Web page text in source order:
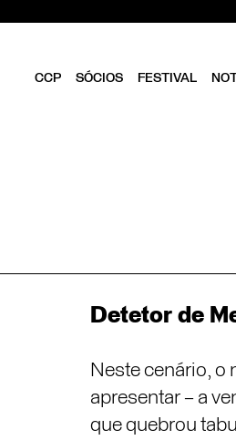
CCP
BIBLIOTECA CCP
EMPREENDEDORISMO
SÓCIOS FESTIVAL
Detetor de
Neste cenário, o
apresentar – a
que quebrou